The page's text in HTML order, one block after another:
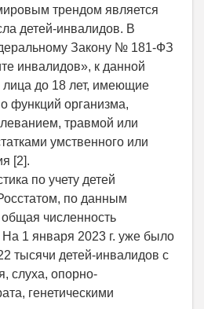
трендом является
детей-инвалидов. В
Закону № 181-ФЗ
инвалидов», к данной
лица до 18 лет, имеющие
функций организма,
травмой или
умственного или
[2].
по учету детей
по данным
общая численность
1 января 2023 г. уже было
тысячи детей-инвалидов с
слуха, опорно-
генетическими